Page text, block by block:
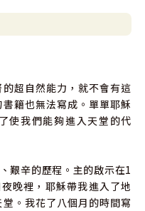
超自然能力，就不會有這
籍也無法寫成。單單耶穌
使我們能夠進入天堂的代
艱辛的歷程。主的啟示在1
晚裡，耶穌帶我進入了地
。我花了八個月的時間寫